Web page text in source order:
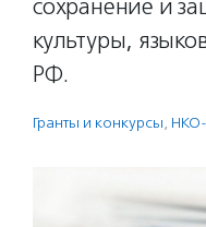
сохранение и
культуры,
РФ.
Гранты и конкурсы,